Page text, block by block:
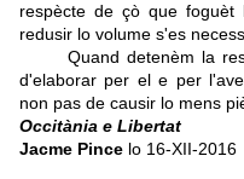
respècte de çò que
redusir lo volume s'es
Quand detenèm la
d'elaborar per el e per
non pas de causir lo mens
Occitània e Libertat
Jacme Pince lo 16-XII-2016